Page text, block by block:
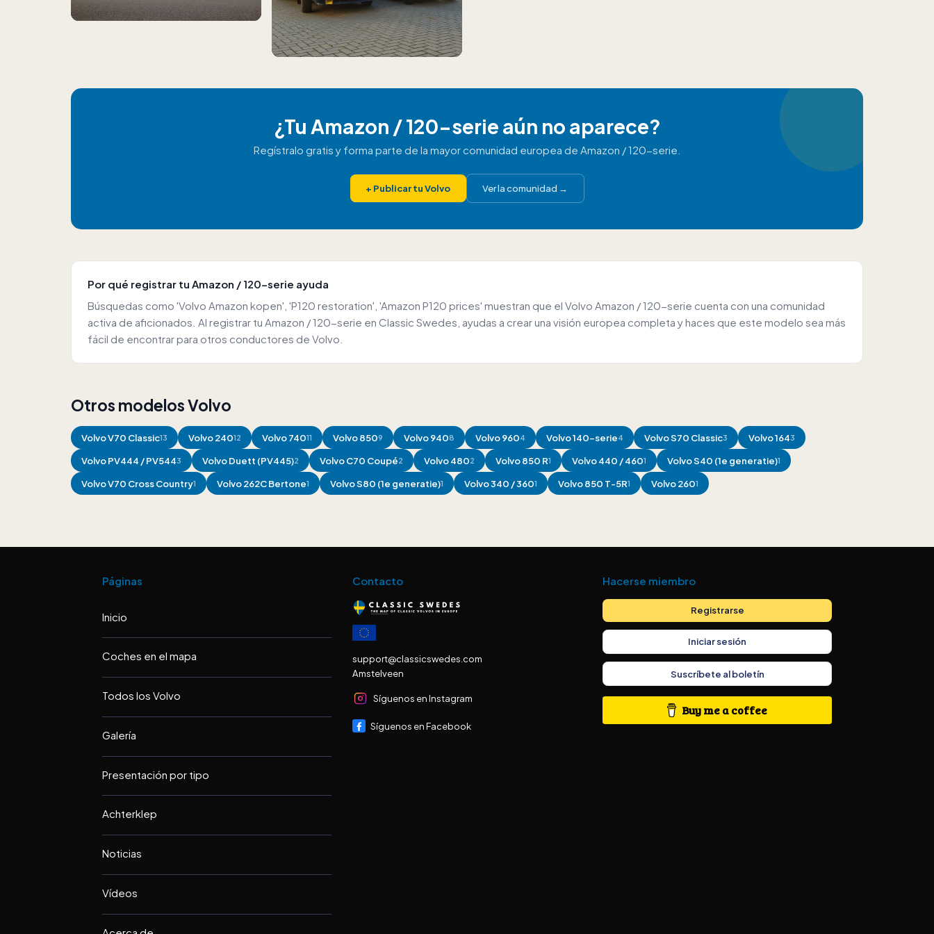
¿Tu Amazon / 120-serie aún no aparece?
Regístralo gratis y forma parte de la mayor comunidad europea de Amazon / 120-serie.
+ Publicar tu Volvo Ver la comunidad →
Por qué registrar tu Amazon / 120-serie ayuda
Búsquedas como 'Volvo Amazon kopen', 'P120 restoration', 'Amazon P120 prices' muestran que el Volvo Amazon / 120-serie cuenta con una comunidad
activa de aficionados. Al registrar tu Amazon / 120-serie en Classic Swedes, ayudas a crear una visión europea completa y haces que este modelo sea más
fácil de encontrar para otros conductores de Volvo.
Otros modelos Volvo
VolvoV70 Classic13 Volvo24012 Volvo74011 Volvo8509 Volvo9408 Volvo9604 Volvo140-serie4 VolvoS70 Classic3 Volvo1643
VolvoPV444 / PV5443 VolvoDuett (PV445)2 VolvoC70 Coupé2 Volvo4802 Volvo850 R1 Volvo440 / 4601 VolvoS40 (1e generatie)1
VolvoV70 Cross Country1 Volvo262C Bertone1 VolvoS80 (1e generatie)1 Volvo340 / 3601 Volvo850 T-5R1 Volvo2601
Páginas
Inicio
Coches en el mapa
Todos los Volvo
Galería
Presentación por tipo
Achterklep
Noticias
Vídeos
Contacto
support@classicswedes.com
Amstelveen
Síguenos en Instagram
Síguenos en Facebook
Hacerse miembro
Registrarse
Iniciar sesión
Suscríbete al boletín
Buy me a coffee